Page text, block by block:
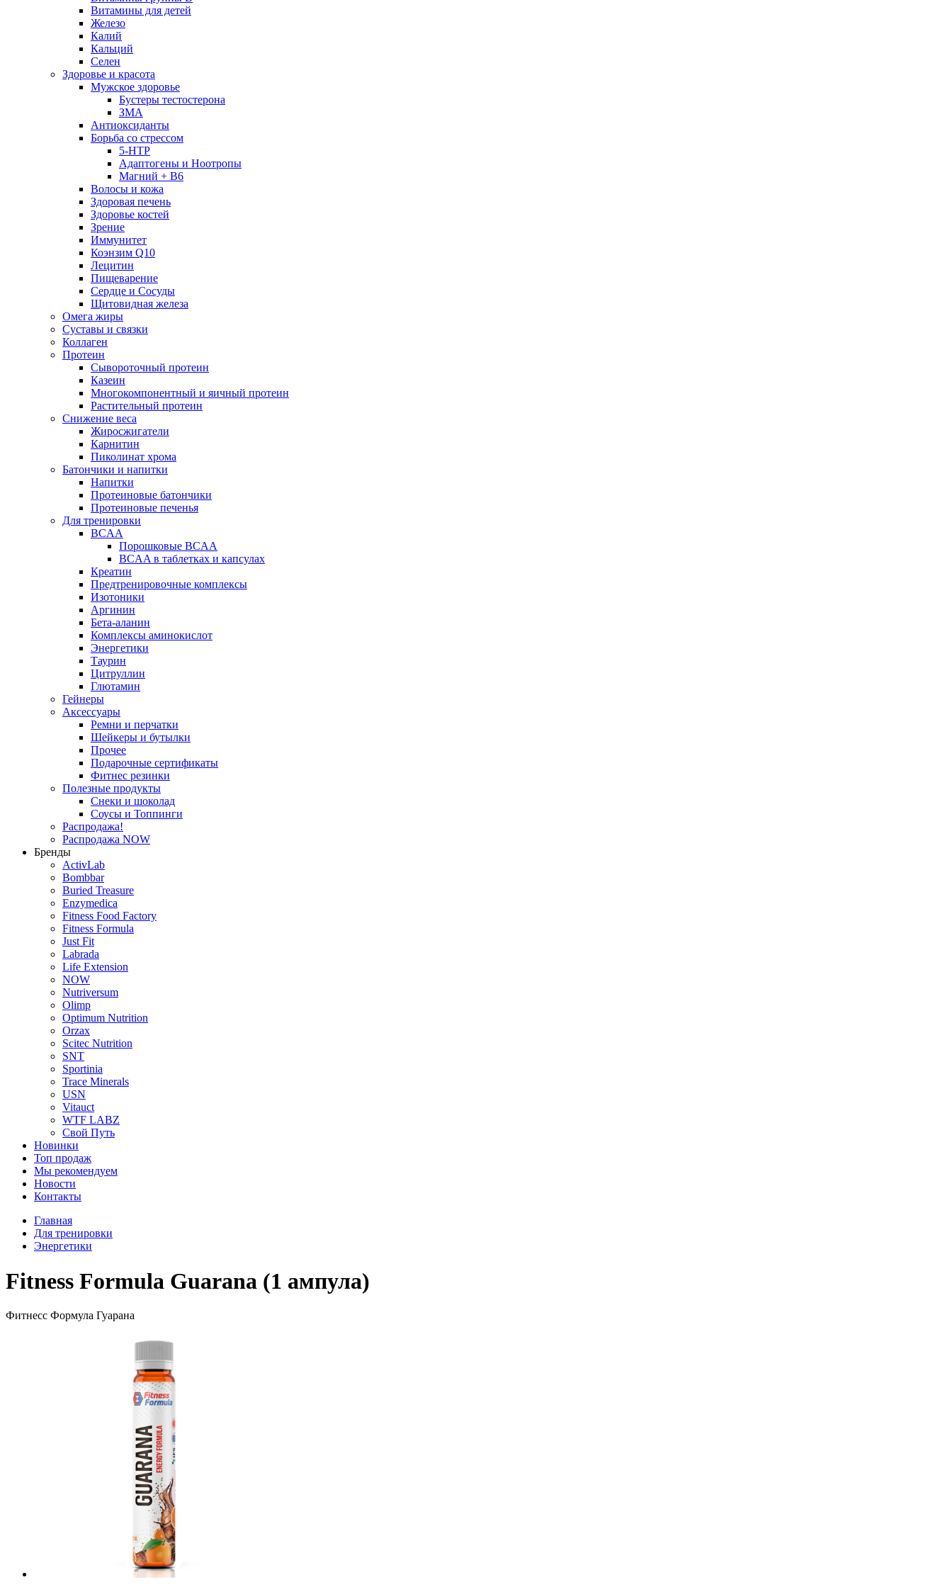
Витамины для детей
Железо
Калий
Кальций
Селен
Здоровье и красота
Мужское здоровье
Бустеры тестостерона
ЗМА
Антиоксиданты
Борьба со стрессом
5-HTP
Адаптогены и Ноотропы
Магний + В6
Волосы и кожа
Здоровая печень
Здоровье костей
Зрение
Иммунитет
Коэнзим Q10
Лецитин
Пищеварение
Сердце и Сосуды
Щитовидная железа
Омега жиры
Суставы и связки
Коллаген
Протеин
Сывороточный протеин
Казеин
Многокомпонентный и яичный протеин
Растительный протеин
Снижение веса
Жиросжигатели
Карнитин
Пиколинат хрома
Батончики и напитки
Напитки
Протеиновые батончики
Протеиновые печенья
Для тренировки
BCAA
Порошковые BCAA
BCAA в таблетках и капсулах
Креатин
Предтренировочные комплексы
Изотоники
Аргинин
Бета-аланин
Комплексы аминокислот
Энергетики
Таурин
Цитруллин
Глютамин
Гейнеры
Аксессуары
Ремни и перчатки
Шейкеры и бутылки
Прочее
Подарочные сертификаты
Фитнес резинки
Полезные продукты
Снеки и шоколад
Соусы и Топпинги
Распродажа!
Распродажа NOW
Бренды
ActivLab
Bombbar
Buried Treasure
Enzymedica
Fitness Food Factory
Fitness Formula
Just Fit
Labrada
Life Extension
NOW
Nutriversum
Olimp
Optimum Nutrition
Orzax
Scitec Nutrition
SNT
Sportinia
Trace Minerals
USN
Vitauct
WTF LABZ
Свой Путь
Новинки
Топ продаж
Мы рекомендуем
Новости
Контакты
Главная
Для тренировки
Энергетики
Fitness Formula Guarana (1 ампула)
Фитнесс Формула Гуарана